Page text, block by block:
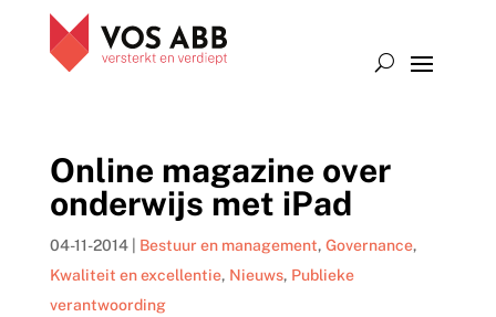
Online magazine over
onderwijs met iPad
04-11-2014| Bestuur en management, Governance,
Kwaliteit en excellentie, Nieuws, Publieke
verantwoording